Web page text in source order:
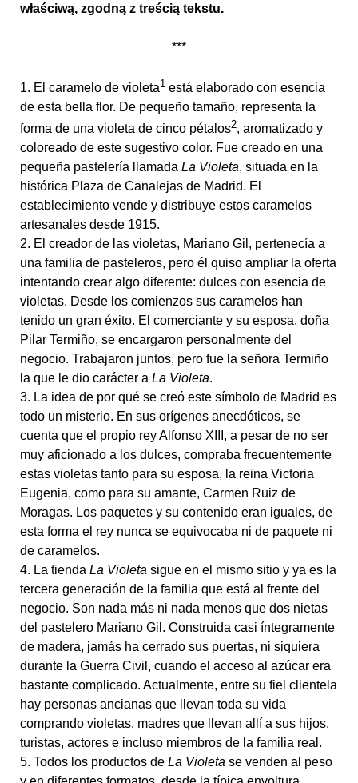
właściwą, zgodną z treścią tekstu.
***
1. El caramelo de violeta1 está elaborado con esencia
de esta bella flor. De pequeño tamaño, representa la
forma de una violeta de cinco pétalos2, aromatizado y
coloreado de este sugestivo color. Fue creado en una
pequeña pastelería llamada La Violeta, situada en la
histórica Plaza de Canalejas de Madrid. El
establecimiento vende y distribuye estos caramelos
artesanales desde 1915.
2. El creador de las violetas, Mariano Gil, pertenecía a
una familia de pasteleros, pero él quiso ampliar la oferta
intentando crear algo diferente: dulces con esencia de
violetas. Desde los comienzos sus caramelos han
tenido un gran éxito. El comerciante y su esposa, doña
Pilar Termiño, se encargaron personalmente del
negocio. Trabajaron juntos, pero fue la señora Termiño
la que le dio carácter a La Violeta.
3. La idea de por qué se creó este símbolo de Madrid es
todo un misterio. En sus orígenes anecdóticos, se
cuenta que el propio rey Alfonso XIII, a pesar de no ser
muy aficionado a los dulces, compraba frecuentemente
estas violetas tanto para su esposa, la reina Victoria
Eugenia, como para su amante, Carmen Ruiz de
Moragas. Los paquetes y su contenido eran iguales, de
esta forma el rey nunca se equivocaba ni de paquete ni
de caramelos.
4. La tienda La Violeta sigue en el mismo sitio y ya es la
tercera generación de la familia que está al frente del
negocio. Son nada más ni nada menos que dos nietas
del pastelero Mariano Gil. Construida casi íntegramente
de madera, jamás ha cerrado sus puertas, ni siquiera
durante la Guerra Civil, cuando el acceso al azúcar era
bastante complicado. Actualmente, entre su fiel clientela
hay personas ancianas que llevan toda su vida
comprando violetas, madres que llevan allí a sus hijos,
turistas, actores e incluso miembros de la familia real.
5. Todos los productos de La Violeta se venden al peso